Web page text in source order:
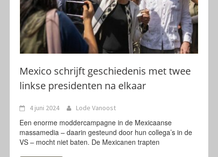
Mexico schrijft geschiedenis met twee
linkse presidenten na elkaar
4 juni 2024 Lode Vanoost
Een enorme moddercampagne in de Mexicaanse
massamedia – daarin gesteund door hun collega’s in de
VS – mocht niet baten. De Mexicanen trapten